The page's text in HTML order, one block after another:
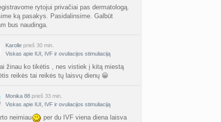
mokyklos
babarikė prieš 1 d.
rečiausi berniukų vardai :)
Nerea prieš 1 d.
gelio (progesterono) naudojimas
dėl pardavėjo „Mantvis“
prieš 1 d.
rytojui privačiai pas dermatologą.
ką pasakys. Pasidalinsime. Galbūt
bus naudinga.
Karolle prieš 30 min.
Viskas apie IUI, IVF ir ovuliacijos stimuliaciją
žinau ko tikėtis , nes vistiek į kitą miestą
reikės tai reikės tų laisvų dienų 😀
Monika 88 prieš 33 min.
Viskas apie IUI, IVF ir ovuliacijos stimuliaciją
neimiau
per du IVF viena diena laisva